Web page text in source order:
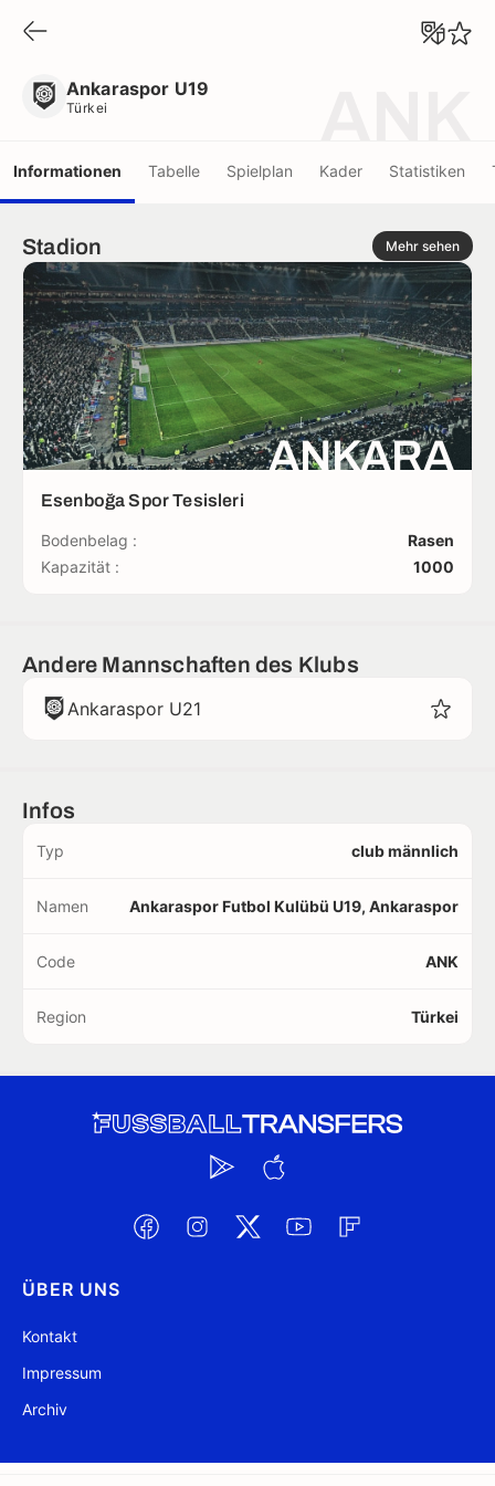
Ankaraspor U19
Türkei
Informationen Tabelle Spielplan Kader Statistiken
Stadion Mehr sehen
ANKARA
Esenboğa Spor Tesisleri
Bodenbelag :
Rasen
Kapazität :
1000
Andere Mannschaften des Klubs
Ankaraspor U21
Infos
Typ club männlich
Namen Ankaraspor Futbol Kulübü U19, Ankaraspor
Code ANK
Region Türkei
ÜBER UNS
Kontakt
Impressum
Archiv